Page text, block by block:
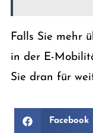
Falls Sie mehr
in der E-
Sie dran für
Facebook